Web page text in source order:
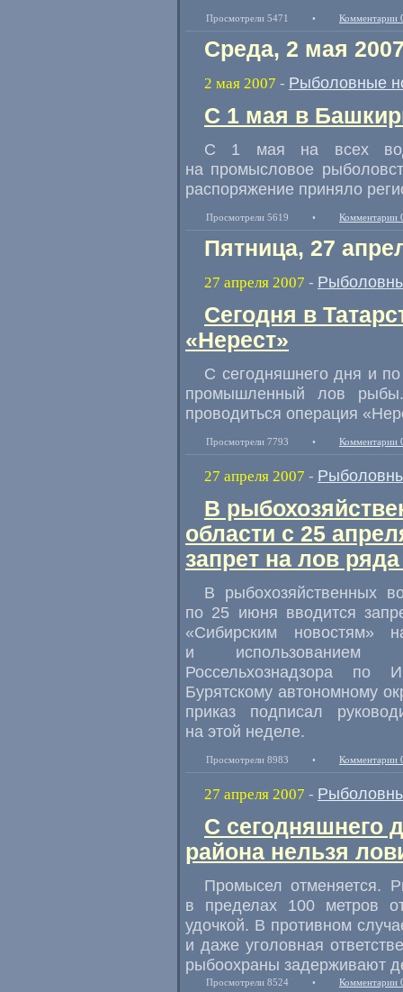
Просмотрели 5471 • Комментарии
Среда, 2 мая
2 мая 2007 - Рыболовные
C 1 мая в
C 1 мая на всех
на промысловое
распоряжение приняло
Просмотрели 5619 • Комментарии
Пятница, 27
27 апреля 2007 -
Сегодня в
«Нерест»
С сегодняшнего дня и
промышленный лов
проводиться операция
Просмотрели 7793 • Комментарии
27 апреля 2007 -
В
области с 25
запрет на лов
В рыбохозяйственных
по 25 июня вводится
«Сибирским новостям»
и использованием
Россельхознадзора по
Бурятскому автономному
приказ подписал
на этой неделе.
Просмотрели 8983 • Комментарии
27 апреля 2007 -
С сегодняшнего
района нельзя
Промысел отменяется.
в пределах 100 метров
удочкой. В противном
и даже уголовная
рыбоохраны задерживают
Просмотрели 8524 • Комментарии